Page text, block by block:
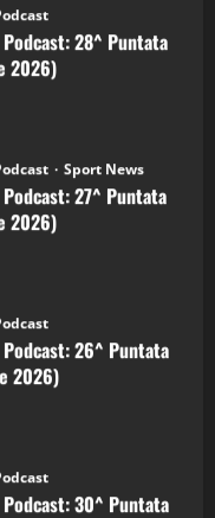
28^ Puntata
2026)
Sport News
27^ Puntata
2026)
26^ Puntata
2026)
30^ Puntata